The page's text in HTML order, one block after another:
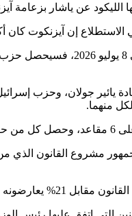
الليكود عن ياشار
إن آيزنكوت كان
منهما.
5 مقاعد.